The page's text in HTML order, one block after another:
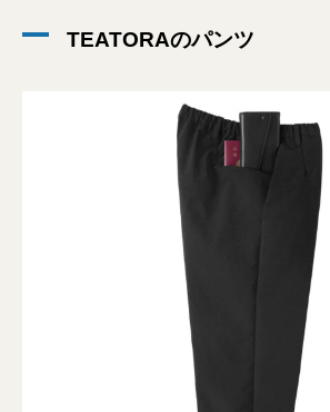
TEATORAのパンツ